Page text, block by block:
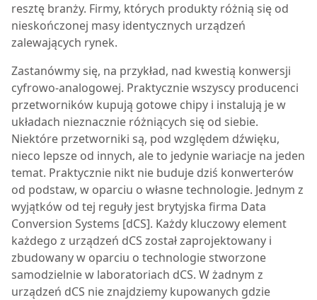
resztę branży. Firmy, których produkty różnią się od
nieskończonej masy identycznych urządzeń
zalewających rynek.
Zastanówmy się, na przykład, nad kwestią konwersji
cyfrowo-analogowej. Praktycznie wszyscy producenci
przetworników kupują gotowe chipy i instalują je w
układach nieznacznie różniących się od siebie.
Niektóre przetworniki są, pod względem dźwięku,
nieco lepsze od innych, ale to jedynie wariacje na jeden
temat. Praktycznie nikt nie buduje dziś konwerterów
od podstaw, w oparciu o własne technologie. Jednym z
wyjątków od tej reguły jest brytyjska firma Data
Conversion Systems [dCS]. Każdy kluczowy element
każdego z urządzeń dCS został zaprojektowany i
zbudowany w oparciu o technologie stworzone
samodzielnie w laboratoriach dCS. W żadnym z
urządzeń dCS nie znajdziemy kupowanych gdzie